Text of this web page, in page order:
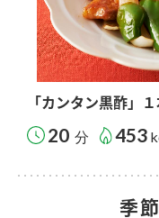
「カンタン黒酢」
20 分 453
季